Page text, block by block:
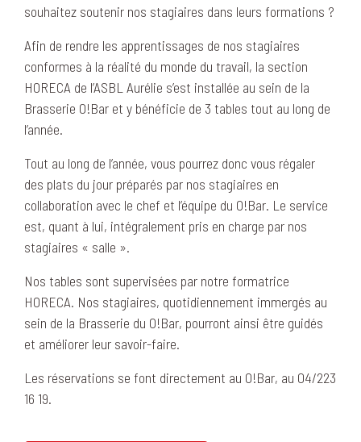
souhaitez soutenir nos stagiaires dans leurs formations ?
Afin de rendre les apprentissages de nos stagiaires
conformes à la réalité du monde du travail, la section
HORECA de l’ASBL Aurélie s’est installée au sein de la
Brasserie O!Bar et y bénéficie de 3 tables tout au long de
l’année.
Tout au long de l’année, vous pourrez donc vous régaler
des plats du jour préparés par nos stagiaires en
collaboration avec le chef et l’équipe du O!Bar. Le service
est, quant à lui, intégralement pris en charge par nos
stagiaires « salle ».
Nos tables sont supervisées par notre formatrice
HORECA. Nos stagiaires, quotidiennement immergés au
sein de la Brasserie du O!Bar, pourront ainsi être guidés
et améliorer leur savoir-faire.
Les réservations se font directement au O!Bar, au 04/223
16 19.